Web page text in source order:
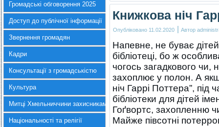
Громадські обговорення 2025
Доступ до публічної інформації
Звернення громадян
Кадри
Консультації з громадськістю
Культура
Митці Хмельниччини захисникам України
Національності та релігії
Книжкова ніч
Опубліковано 11.02.2020 | Автор
Напевне, не буває
бібліотеці, бо ж
чогось загадкового чи,
захоплює у полон. А
ніч Гаррі Поттера”, під
бібліотеки для дітей
Гоґвортс, захопленню
Майже півсотні